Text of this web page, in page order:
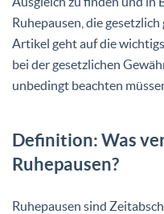
Ruhepausen, die
Artikel geht auf die
bei der gesetzlichen
unbedingt beachten
Definition: Was
Ruhepausen?
Ruhepausen sind